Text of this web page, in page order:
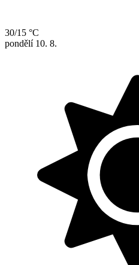
30/15 °C
pondělí 10. 8.